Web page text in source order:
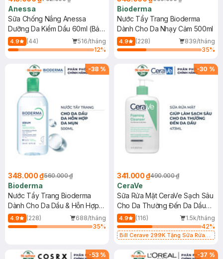
Anessa
Sữa Chống Nắng Anessa
Dưỡng Da Kiềm Dầu 60ml (Bản
Mới)
4.9 (44)
516/tháng
12%
Bioderma
Nước Tẩy Trang Bioderma
Dành Cho Da Nhạy Cảm 500ml
4.9 (228)
839/tháng
35%
-38 %
348.000 ₫560.000 ₫
Bioderma
Nước Tẩy Trang Bioderma
Dành Cho Da Dầu & Hỗn Hợp
500ml
4.9 (228)
688/tháng
35%
-30 %
341.000 ₫490.000 ₫
CeraVe
Sữa Rửa Mặt CeraVe Sạch Sâu
Cho Da Thường Đến Da Dầu
473ml
4.9 (116)
1.5k/tháng
42%
Bill Cerave 299K Tặng Sữa Rửa
-53 % -37 %